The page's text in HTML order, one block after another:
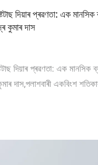
দিয়াৰ প্ৰৱণতা: এক
কুমাৰ দাস
দিয়াৰ প্ৰৱণতা: এক মানসিক
দাস,পলাশবাৰী একবিংশ